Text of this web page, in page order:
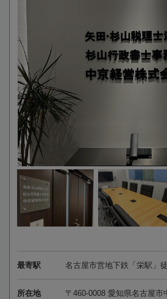
最寄駅 名古屋市営地下鉄「栄駅」
所在地
〒460-0008 愛知県名古屋